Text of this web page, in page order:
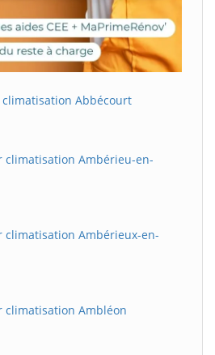
Abbécourt
climatisation Ambérieu-en-
climatisation Ambérieux-en-
climatisation Ambléon